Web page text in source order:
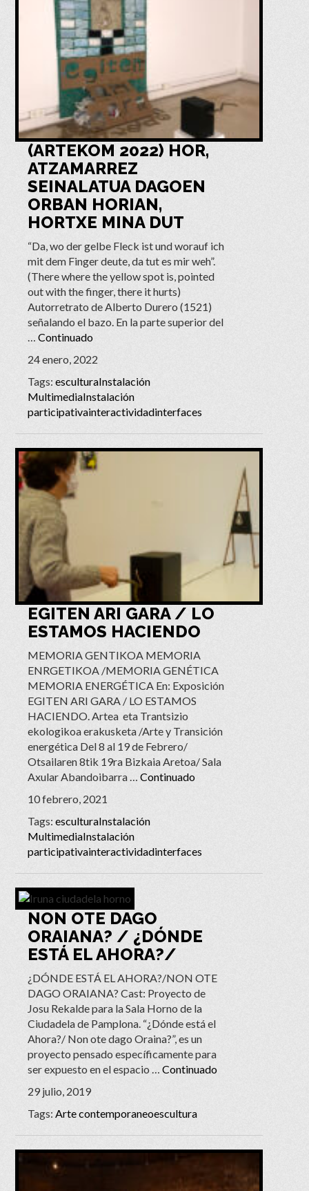
(ARTEKOM 2022) HOR,
ATZAMARREZ
SEINALATUA DAGOEN
ORBAN HORIAN,
HORTXE MINA DUT
“Da, wo der gelbe Fleck ist und worauf ich
mit dem Finger deute, da tut es mir weh”.
(There where the yellow spot is, pointed
out with the finger, there it hurts)
Autorretrato de Alberto Durero (1521)
señalando el bazo. En la parte superior del
…Continuado
24 enero, 2022
Tags:esculturaInstalación
MultimediaInstalación
participativainteractividadinterfaces
EGITEN ARI GARA / LO
ESTAMOS HACIENDO
MEMORIA GENTIKOA MEMORIA
ENRGETIKOA /MEMORIA GENÉTICA
MEMORIA ENERGÉTICA En: Exposición
EGITEN ARI GARA / LO ESTAMOS
HACIENDO. Artea eta Trantsizio
ekologikoa erakusketa /Arte y Transición
energética Del 8 al 19 de Febrero/
Otsailaren 8tik 19ra Bizkaia Aretoa/ Sala
Axular Abandoibarra …Continuado
10 febrero, 2021
Tags:esculturaInstalación
MultimediaInstalación
participativainteractividadinterfaces
NON OTE DAGO
ORAIANA? / ¿DÓNDE
ESTÁ EL AHORA?/
¿DÓNDE ESTÁ EL AHORA?/NON OTE
DAGO ORAIANA? Cast: Proyecto de
Josu Rekalde para la Sala Horno de la
Ciudadela de Pamplona. “¿Dónde está el
Ahora?/ Non ote dago Oraina?”, es un
proyecto pensado específicamente para
ser expuesto en el espacio …Continuado
29 julio, 2019
Tags:Arte contemporaneoescultura